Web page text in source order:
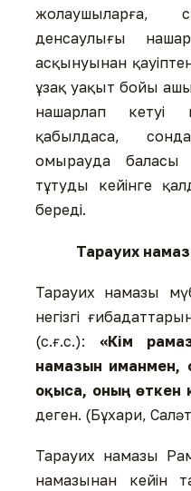
жолаушыларға,
денсаулығы
асқынуынан
ұзақ уақыт бойы
нашарлап кетуі
қабылдаса,
омырауда баласы
тұтуды кейінге
береді.
Тарауих
Тарауих намазы
негізгі
(с.ғ.с.): «Кім
намазын иманмен,
оқыса, оның өткен
деген. (Бұхари,
Тарауих намазы
намазынан кейін